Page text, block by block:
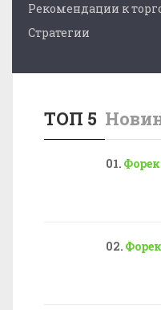
Рекомендации к
Стратегии
ТОП 5